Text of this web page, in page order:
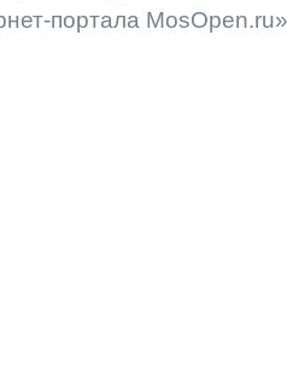
портала